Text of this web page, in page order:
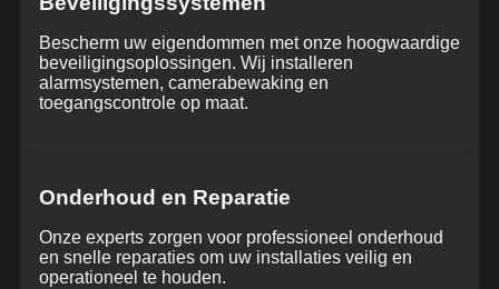
Bescherm uw eigendommen met onze hoogwaardige
beveiligingsoplossingen. Wij installeren
alarmsystemen, camerabewaking en
toegangscontrole op maat.
Onderhoud en Reparatie
Onze experts zorgen voor professioneel onderhoud
en snelle reparaties om uw installaties veilig en
operationeel te houden.